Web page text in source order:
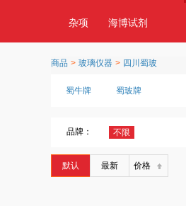
杂项 海博试剂
商品 > 玻璃仪器 > 四川蜀玻
蜀牛牌 蜀玻牌
品牌： 不限
默认 最新 价格